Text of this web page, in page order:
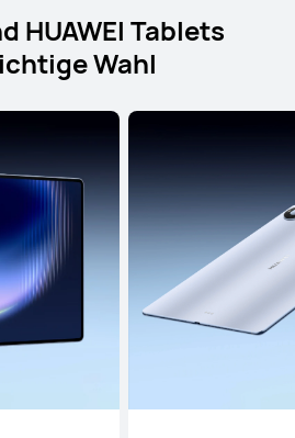
HUAWEI Tablets
Wahl